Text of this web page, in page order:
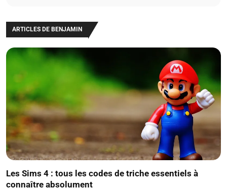
ARTICLES DE BENJAMIN
Les Sims 4 : tous les codes de triche essentiels à
connaître absolument